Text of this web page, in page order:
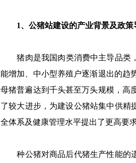
1、公猪站建设的产业背景及政策
猪肉是我国肉类消费中主导品类，
能增加、中小型养殖户逐渐退出的趋
母猪普遍达到千头甚至万头规模，高
了较大进步，为建设公猪站集中供精
全体系及健康管理水平提出了更高要
种公猪对商品后代猪生产性能的遗